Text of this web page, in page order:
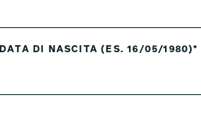
DATA DI NASCITA (ES. 16/05/1980)*